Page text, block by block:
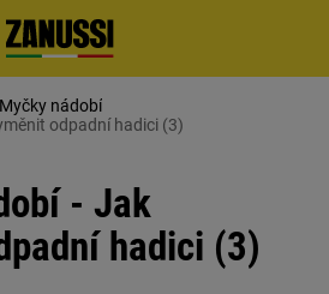
nádobí
odpadní hadici (3)
- Jak
hadici (3)